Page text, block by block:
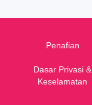
Penafian
Dasar Privasi &
Keselamatan